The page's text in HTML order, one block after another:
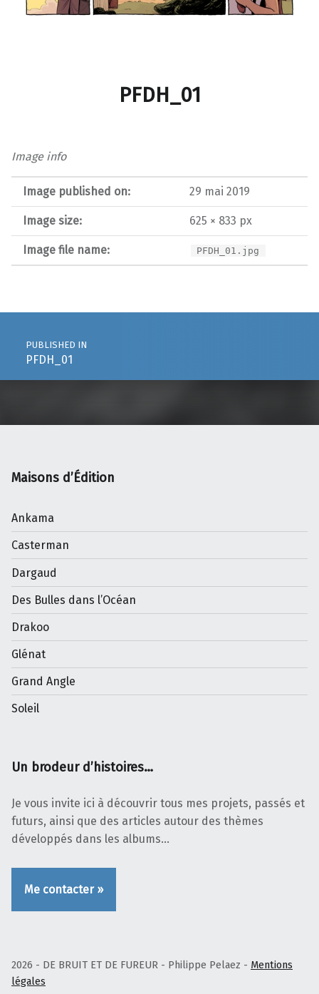
PFDH_01
Image info
Image published on: 29 mai 2019
Image size: 625 × 833 px
Image file name: PFDH_01.jpg
Post navigation
PUBLISHED IN
PFDH_01
Maisons d’Édition
Ankama
Casterman
Dargaud
Des Bulles dans l’Océan
Drakoo
Glénat
Grand Angle
Soleil
Un brodeur d’histoires…
Je vous invite ici à découvrir tous mes projets, passés et
futurs, ainsi que des articles autour des thèmes
développés dans les albums…
Me contacter »
2026 - DE BRUIT ET DE FUREUR - Philippe Pelaez - Mentions
légales